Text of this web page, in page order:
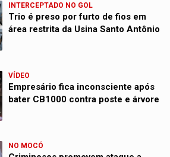
INTERCEPTADO NO GOL
Trio é preso por furto de fios em
área restrita da Usina Santo Antônio
VÍDEO
Empresário fica inconsciente após
bater CB1000 contra poste e árvore
NO MOCÓ